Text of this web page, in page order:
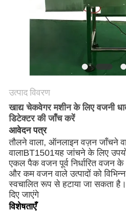
उत्पाद विवरण
खाद्य चेकवेगर मशीन के लिए वजनी
डिटेक्टर की जाँच करें
आवेदन पत्र
तौलने वाला, ऑनलाइन वज़न जाँचने
वालाBT1501यह जांचने के लिए
एकल पैक वजन पूर्व निर्धारित
और कम वजन वाले उत्पादों को विभिन्न
स्वचालित रूप से हटाया जा सकता
दिए जाएंगे
विशेषताएँ